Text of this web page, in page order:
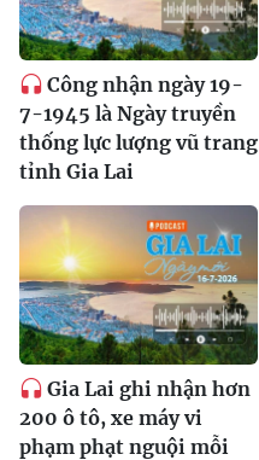
Công nhận ngày 19-
7-1945 là Ngày truyền
thống lực lượng vũ trang
tỉnh Gia Lai
Gia Lai ghi nhận hơn
200 ô tô, xe máy vi
phạm phạt nguội mỗi